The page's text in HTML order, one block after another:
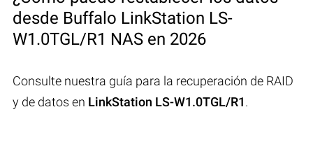
desde Buffalo LinkStation LS-
W1.0TGL/R1 NAS en 2026
Consulte nuestra guía para la recuperación de RAID
y de datos en LinkStation LS-W1.0TGL/R1.